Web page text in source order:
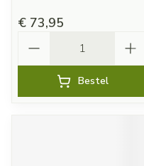
€ 73,95
Bestel